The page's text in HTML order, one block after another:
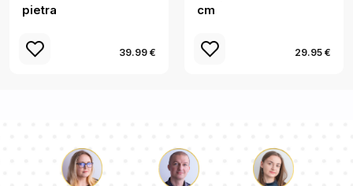
pietra
39.99 €
cm
29.95 €